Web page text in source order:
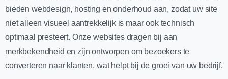
bieden webdesign, hosting en onderhoud aan, zodat uw site
niet alleen visueel aantrekkelijk is maar ook technisch
optimaal presteert. Onze websites dragen bij aan
merkbekendheid en zijn ontworpen om bezoekers te
converteren naar klanten, wat helpt bij de groei van uw bedrijf.